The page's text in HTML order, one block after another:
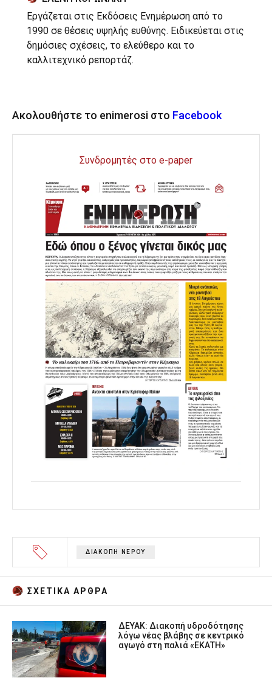
Εργάζεται στις Εκδόσεις Ενημέρωση από το
1990 σε θέσεις υψηλής ευθύνης. Ειδικεύεται στις
δημόσιες σχέσεις, το ελεύθερο και το
καλλιτεχνικό ρεπορτάζ.
Ακολουθήστε το enimerosi στο Facebook
Συνδρομητές στο e-paper
ΔΙΑΚΟΠΗ ΝΕΡΟΥ
ΣΧΕΤΙΚA AΡΘΡΑ
ΔΕΥΑΚ: Διακοπή υδροδότησης
λόγω νέας βλάβης σε κεντρικό
αγωγό στη παλιά «ΕΚΑΤΗ»